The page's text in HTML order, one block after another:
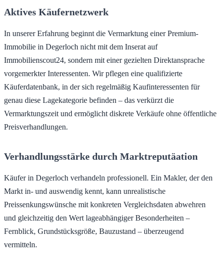
Aktives Käufernetzwerk
In unserer Erfahrung beginnt die Vermarktung einer Premium-
Immobilie in Degerloch nicht mit dem Inserat auf
Immobilienscout24, sondern mit einer gezielten Direktansprache
vorgemerkter Interessenten. Wir pflegen eine qualifizierte
Käuferdatenbank, in der sich regelmäßig Kaufinteressenten für
genau diese Lagekategorie befinden – das verkürzt die
Vermarktungszeit und ermöglicht diskrete Verkäufe ohne öffentliche
Preisverhandlungen.
Verhandlungsstärke durch Marktreputäation
Käufer in Degerloch verhandeln professionell. Ein Makler, der den
Markt in- und auswendig kennt, kann unrealistische
Preissenkungswünsche mit konkreten Vergleichsdaten abwehren
und gleichzeitig den Wert lageabhängiger Besonderheiten –
Fernblick, Grundstücksgröße, Bauzustand – überzeugend
vermitteln.